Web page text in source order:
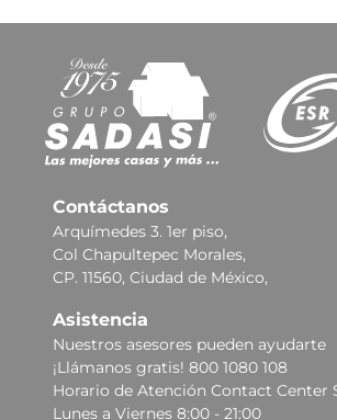
Contáctanos
Arquímedes 3. 1er piso,
Col Chapultepec Morales,
CP. 11560, Ciudad de México,
Asistencia
Nuestros asesores pueden ayudarte
¡Llámanos gratis! 800 1080 108
Horario de Atención Contact Center
Lunes a Viernes 8:00 - 21:00